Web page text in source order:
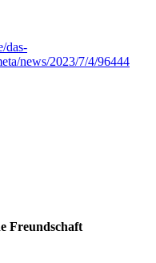
das-
news/2023/7/4/96444
Freundschaft